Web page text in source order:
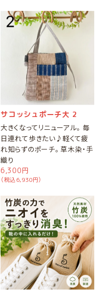
サコッシュポーチ大 2
大きくなってリニューアル。毎
日連れて歩きたい♪軽くて疲
れ知らずのポーチ。草木染・手
織り
6,300円
（税込6,930円）